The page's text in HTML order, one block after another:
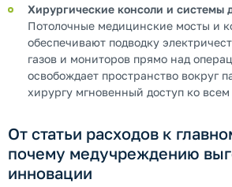
Хирургические консоли и системы
Потолочные медицинские мосты и
обеспечивают подводку
газов и мониторов прямо над
освобождает пространство вокруг
хирургу мгновенный доступ ко
От статьи расходов к
почему медучреждению
инновации